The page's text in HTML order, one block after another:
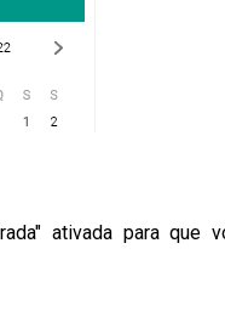
ativada para que